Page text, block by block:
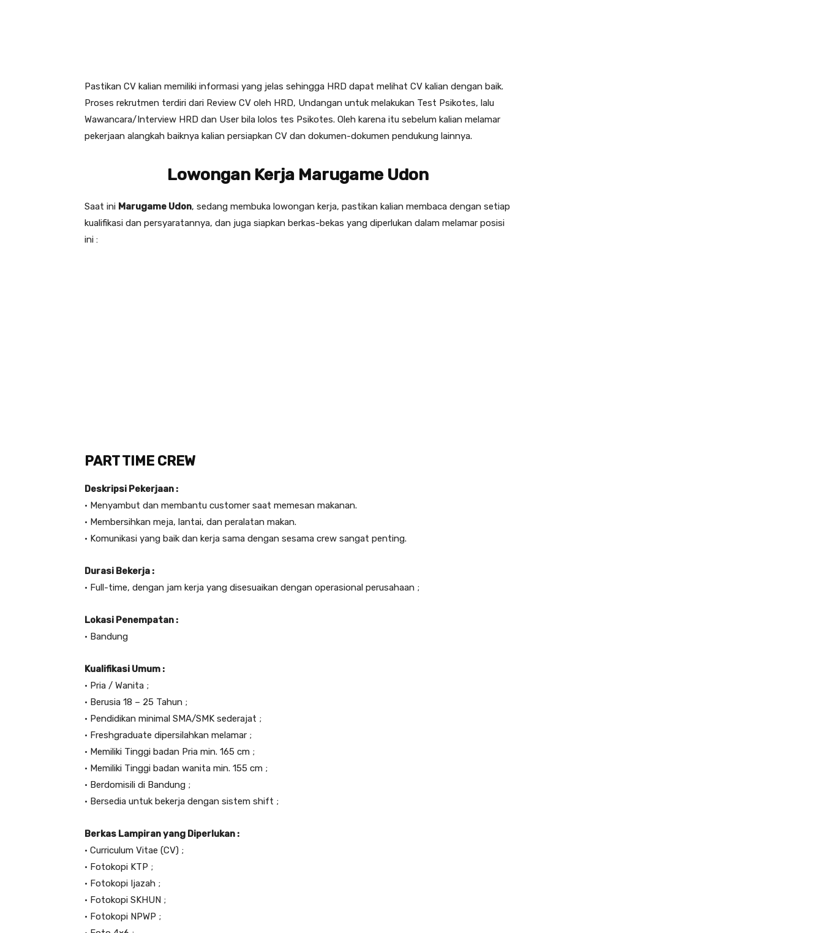
Pastikan CV kalian memiliki informasi yang jelas sehingga HRD dapat melihat CV kalian dengan baik.
Proses rekrutmen terdiri dari Review CV oleh HRD, Undangan untuk melakukan Test Psikotes, lalu
Wawancara/Interview HRD dan User bila lolos tes Psikotes. Oleh karena itu sebelum kalian melamar
pekerjaan alangkah baiknya kalian persiapkan CV dan dokumen-dokumen pendukung lainnya.
Lowongan Kerja Marugame Udon
Saat ini Marugame Udon, sedang membuka lowongan kerja, pastikan kalian membaca dengan setiap
kualifikasi dan persyaratannya, dan juga siapkan berkas-bekas yang diperlukan dalam melamar posisi
ini :
PART TIME CREW
Deskripsi Pekerjaan :
• Menyambut dan membantu customer saat memesan makanan.
• Membersihkan meja, lantai, dan peralatan makan.
• Komunikasi yang baik dan kerja sama dengan sesama crew sangat penting.
Durasi Bekerja :
• Full-time, dengan jam kerja yang disesuaikan dengan operasional perusahaan ;
Lokasi Penempatan :
• Bandung
Kualifikasi Umum :
• Pria / Wanita ;
• Berusia 18 – 25 Tahun ;
• Pendidikan minimal SMA/SMK sederajat ;
• Freshgraduate dipersilahkan melamar ;
• Memiliki Tinggi badan Pria min. 165 cm ;
• Memiliki Tinggi badan wanita min. 155 cm ;
• Berdomisili di Bandung ;
• Bersedia untuk bekerja dengan sistem shift ;
Berkas Lampiran yang Diperlukan :
• Curriculum Vitae (CV) ;
• Fotokopi KTP ;
• Fotokopi Ijazah ;
• Fotokopi SKHUN ;
• Fotokopi NPWP ;